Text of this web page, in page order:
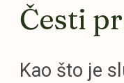
Česti
Kao što je